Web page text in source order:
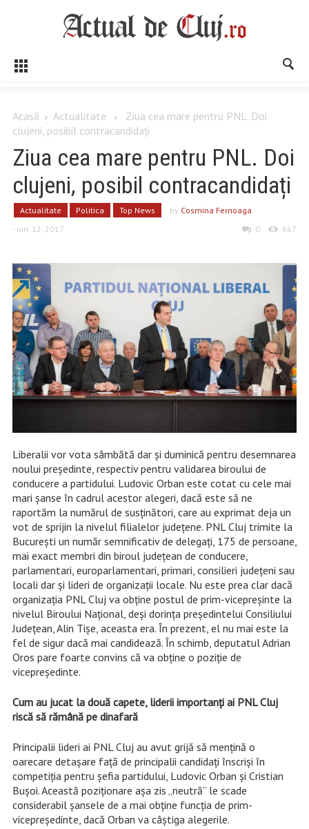
Acasă Actualitate
Ziua cea mare pentru PNL. Doi
clujeni, posibil contracandidați
Ziua cea mare pentru PNL. Doi
clujeni, posibil contracandidați
Actualitate Politica Top News by Cosmina Fernoaga
- iun. 12, 2017
0 667
Liberalii vor vota sâmbătă dar și duminică pentru desemnarea
noului președinte, respectiv pentru validarea biroului de
conducere a partidului. Ludovic Orban este cotat cu cele mai
mari șanse în cadrul acestor alegeri, dacă este să ne
raportăm la numărul de susținători, care au exprimat deja un
vot de sprijin la nivelul filialelor județene. PNL Cluj trimite la
București un număr semnificativ de delegați, 175 de persoane,
mai exact membri din biroul județean de conducere,
parlamentari, europarlamentari, primari, consilieri județeni sau
locali dar și lideri de organizații locale. Nu este prea clar dacă
organizația PNL Cluj va obține postul de prim-vicepreșinte la
nivelul Biroului Național, deși dorința președintelui Consiliului
Județean, Alin Tișe, aceasta era. În prezent, el nu mai este la
fel de sigur dacă mai candidează. În schimb, deputatul Adrian
Oros pare foarte convins că va obține o poziție de
vicepreședinte.
Cum au jucat la două capete, liderii importanți ai PNL Cluj
riscă să rămână pe dinafară
Principalii lideri ai PNL Cluj au avut grijă să mențină o
oarecare detașare față de principalii candidați înscriși în
competiția pentru șefia partidului, Ludovic Orban și Cristian
Bușoi. Această poziționare așa zis „neutră” le scade
considerabil șansele de a mai obține funcția de prim-
vicepreședinte, dacă Orban va câștiga alegerile.